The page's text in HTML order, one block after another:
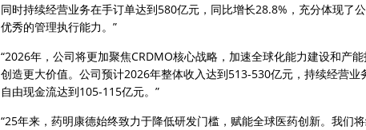
同时持续经营业务在手订单达到580亿元，同比增长28.8%，充分体现了
优秀的管理执行能力。”
“2026年，公司将更加聚焦CRDMO核心战略，加速全球化能力建设和产
创造更大价值。公司预计2026年整体收入达到513-530亿元，持续经营
自由现金流达到105-115亿元。”
“25年来，药明康德始终致力于降低研发门槛，赋能全球医药创新。我们